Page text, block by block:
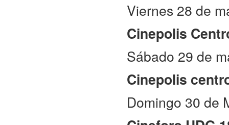
Viernes 28 de
Cinepolis
Sábado 29 de
Cinepolis
Domingo 30 de